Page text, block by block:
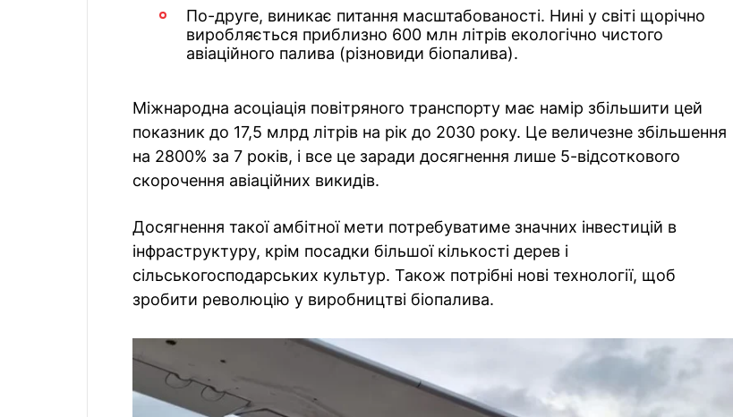
По-друге, виникає питання масштабованості. Нині у світі щорічно
виробляється приблизно 600 млн літрів екологічно чистого
авіаційного палива (різновиди біопалива).
Міжнародна асоціація повітряного транспорту має намір збільшити цей
показник до 17,5 млрд літрів на рік до 2030 року. Це величезне збільшення
на 2800% за 7 років, і все це заради досягнення лише 5-відсоткового
скорочення авіаційних викидів.
Досягнення такої амбітної мети потребуватиме значних інвестицій в
інфраструктуру, крім посадки більшої кількості дерев і
сільськогосподарських культур. Також потрібні нові технології, щоб
зробити революцію у виробництві біопалива.